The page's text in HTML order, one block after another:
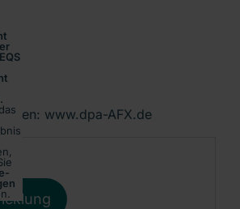
www.dpa-AFX.de